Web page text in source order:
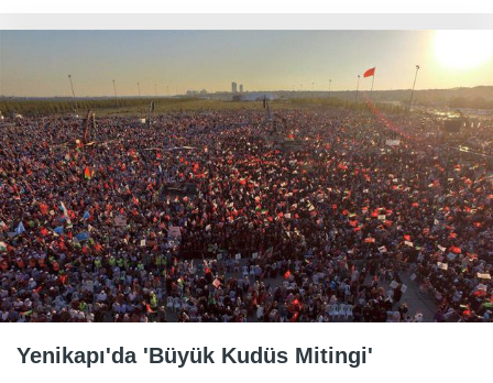
Yenikapı'da 'Büyük Kudüs Mitingi'